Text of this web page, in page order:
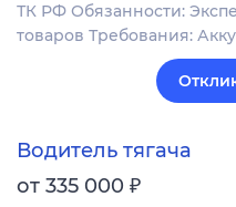
ТК РФ Обязанности:
товаров Требования:
Водитель тягача
от 335 000 ₽